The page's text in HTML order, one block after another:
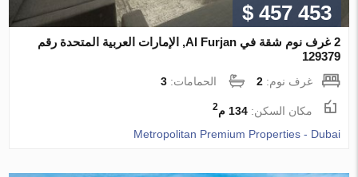
$ 457 453
2 غرف نوم شقة في Al Furjan, الإمارات العربية المتحدة رقم
129379
غرف نوم:2 الحمامات:3
مكان السكن:134 م 2
Metropolitan Premium Properties - Dubai